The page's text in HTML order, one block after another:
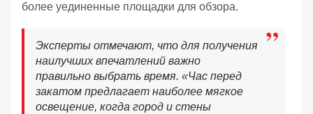
более уединенные площадки для обзора.
Эксперты отмечают, что для получения
наилучших впечатлений важно
правильно выбрать время. «Час перед
закатом предлагает наиболее мягкое
освещение, когда город и стены